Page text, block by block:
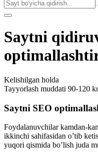
Saytni
Kelishilgan holda
Tayyorlash muddati 90-120
Saytni SEO
Foydalanuvchilar kamdan-
ikkinchi sahifasidan o’tib
yuqori qismida bo’lish juda